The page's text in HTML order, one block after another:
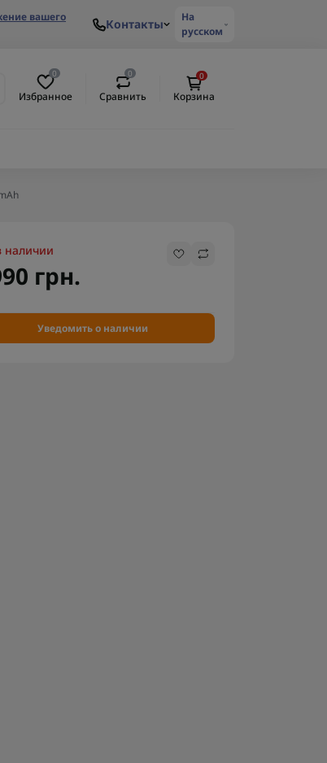
вашего
Контакты
На
русском
0
Избранное
0
Сравнить
0
Корзина
наличии
грн.
Уведомить о наличии